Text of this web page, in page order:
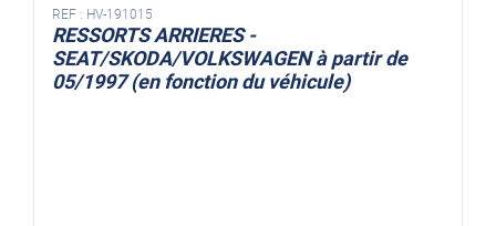
REF : HV-191015
RESSORTS ARRIERES -
SEAT/SKODA/VOLKSWAGEN à partir de
05/1997 (en fonction du véhicule)